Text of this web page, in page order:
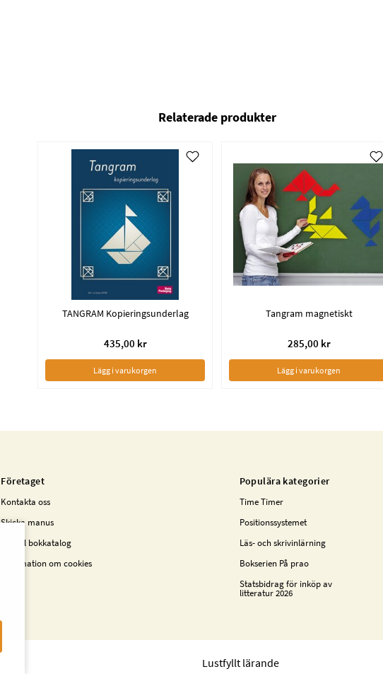
Relaterade produkter
TANGRAM Kopieringsunderlag
435,00 kr
Lägg i varukorgen
Tangram magnetiskt
285,00 kr
Lägg i varukorgen
Företaget
Kontakta oss
Skicka manus
Beställ bokkatalog
Information om cookies
Populära kategorier
Time Timer
Positionssystemet
Läs- och skrivinlärning
Bokserien På prao
Statsbidrag för inköp av
litteratur 2026
Lustfyllt lärande